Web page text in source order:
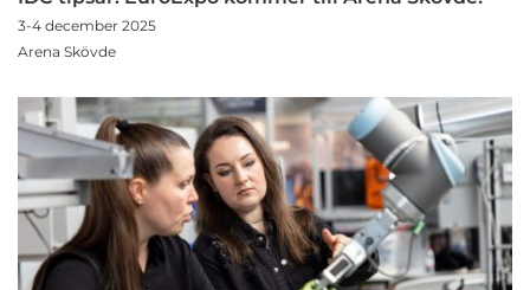
3-4 december 2025
Arena Skövde